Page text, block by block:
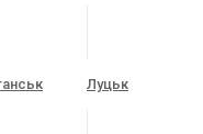
Луцьк